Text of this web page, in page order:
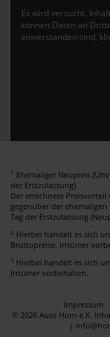
Es wird versucht,
können Daten an
einverstanden sind,
1 Ehemaliger Neupreis
der Erstzulassung).
Der errechnete Preisvorteil
gegenüber der
Tag der Erstzulassung
2 Hierbei handelt es sich
Bruttopreise. Irrtümer
3 Hierbei handelt es sich
Irrtümer vorbehalten.
Impressum
© 2026 Auto Horn e.K.
|